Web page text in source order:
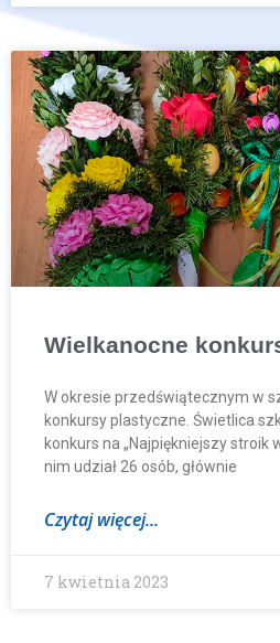
Wielkanocne
W okresie przedświątecznym w
konkursy plastyczne. Świetlica
konkurs na „Najpiękniejszy stroik
nim udział 26 osób, głównie
Czytaj więcej...
7 kwietnia 2023